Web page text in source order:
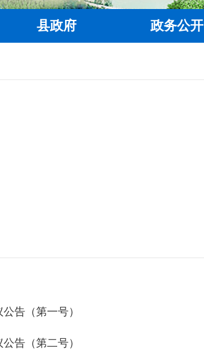
县政府 政务公开
告（第一号）
告（第二号）